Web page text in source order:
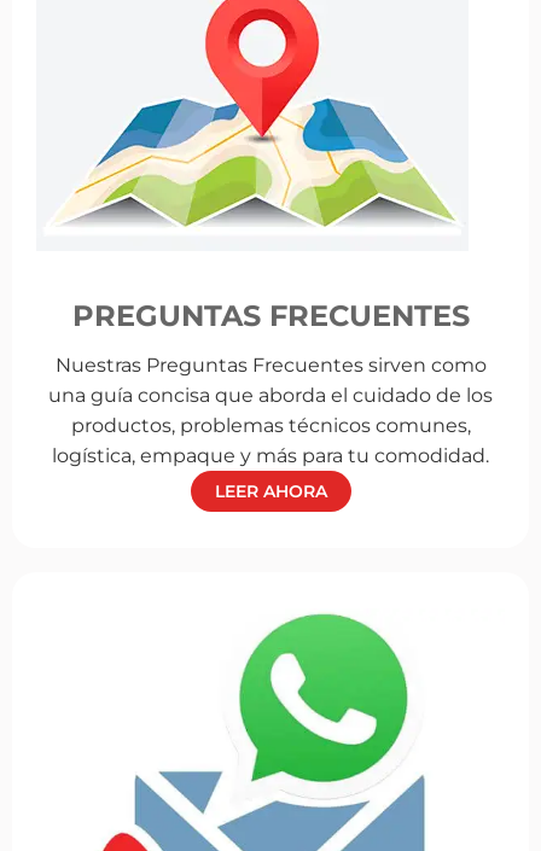
PREGUNTAS FRECUENTES
Nuestras Preguntas Frecuentes sirven como
una guía concisa que aborda el cuidado de los
productos, problemas técnicos comunes,
logística, empaque y más para tu comodidad.
LEER AHORA